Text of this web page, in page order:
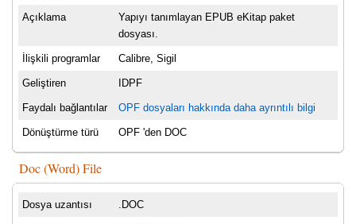
Açıklama
Yapıyı tanımlayan EPUB eKitap paket
dosyası.
İlişkili programlar Calibre, Sigil
Geliştiren IDPF
Faydalı bağlantılar OPF dosyaları hakkında daha ayrıntılı bilgi
Dönüştürme türü OPF 'den DOC
Doc (Word) File
Dosya uzantısı .DOC